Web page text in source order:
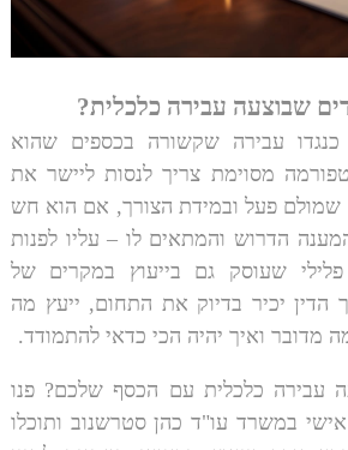
שבוצעה עבירה כלכלית?
עבירה שקשורה בכספים שהוא
מסוימת צריך לנסות ליישר את
שמולם פעל ובמידת הצורך, אם הוא חש
הדרוש והמתאים לו – עליו לפנות
פלילי שעוסק גם בייעוץ במקרים של
הדין יכיר בדיוק את התחום, ייעץ מה
מדובר ואיך יהיה הכי כדאי להתמודד.
עבירה כלכלית עם הכסף שלכם? פנו
במשרד עו"ד כהן סטרשנוב ותוכלו